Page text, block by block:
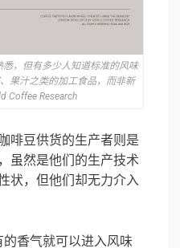
，但有多少人知道标准的风味
果汁之类的加工食品，而非新
Coffee Research
啡豆供货的生产者则是
虽然是他们的生产技术
状，但他们却无力介入
香气就可以进入风味